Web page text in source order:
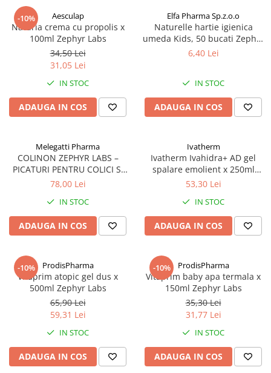
Antioxidanti
Altele-Suplimente alimentare
Promo Ianuarie-Septembrie
-10% Aesculap
Naturia crema cu propolis x
100ml Zephyr Labs
34,50 Lei
31,05 Lei
IN STOC
ADAUGA IN COS
Elfa Pharma Sp.z.o.o
Naturelle hartie igienica
umeda Kids, 50 bucati Zephyr
Labs
6,40 Lei
IN STOC
ADAUGA IN COS
Melegatti Pharma
COLINON ZEPHYR LABS –
PICATURI PENTRU COLICI SI
DIGESTIE USOARA
78,00 Lei
IN STOC
ADAUGA IN COS
Ivatherm
Ivatherm Ivahidra+ AD gel
spalare emolient x 250ml
Zephyr Labs
53,30 Lei
IN STOC
ADAUGA IN COS
-10% ProdisPharma
Vitaprim atopic gel dus x
500ml Zephyr Labs
65,90 Lei
59,31 Lei
IN STOC
ADAUGA IN COS
-10% ProdisPharma
Vitaprim baby apa termala x
150ml Zephyr Labs
35,30 Lei
31,77 Lei
IN STOC
ADAUGA IN COS